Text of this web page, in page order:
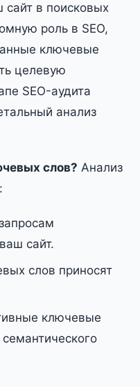
сайт в поисковых
роль в SEO,
ключевые
целевую
SEO-аудита
анализ
слов? Анализ
сайт.
слов приносят
ключевые